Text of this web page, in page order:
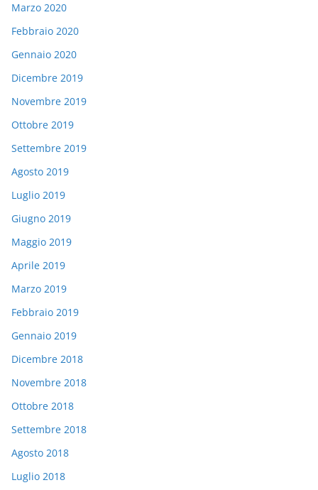
Marzo 2020
Febbraio 2020
Gennaio 2020
Dicembre 2019
Novembre 2019
Ottobre 2019
Settembre 2019
Agosto 2019
Luglio 2019
Giugno 2019
Maggio 2019
Aprile 2019
Marzo 2019
Febbraio 2019
Gennaio 2019
Dicembre 2018
Novembre 2018
Ottobre 2018
Settembre 2018
Agosto 2018
Luglio 2018